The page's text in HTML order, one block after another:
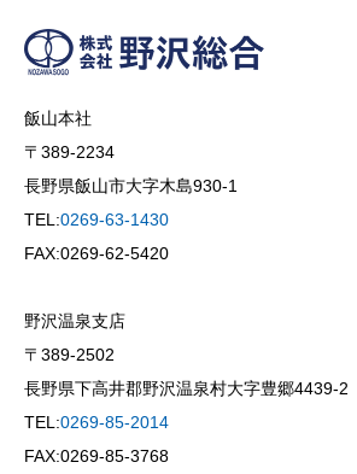
飯山本社
〒389-2234
長野県飯山市大字木島930-1
TEL:0269-63-1430
FAX:0269-62-5420
野沢温泉支店
〒389-2502
長野県下高井郡野沢温泉村大字豊郷4439-2
TEL:0269-85-2014
FAX:0269-85-3768